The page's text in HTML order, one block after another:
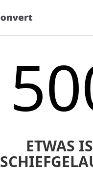
ETWAS